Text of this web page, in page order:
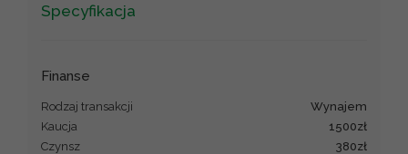
Specyfikacja
Finanse
Rodzaj transakcji
wynajem
Kaucja
1500zł
Czynsz
380zł